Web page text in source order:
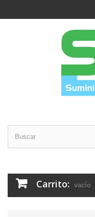
Carrito: vacío